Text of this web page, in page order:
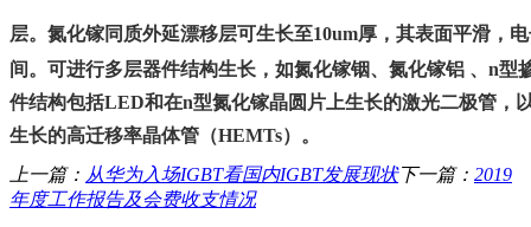
层。氮化镓同质外延漂移层可生长至10um厚，其表面平滑，
间。 可进行多层器件结构生长，如氮化镓铟、氮化镓铝 、n型
件结构包括LED和在n型氮化镓晶圆片上生长的激光二极管，
生长的高迁移率晶体管（HEMTs）。
上一篇： 从华为入场IGBT看国内IGBT发展现状下一篇： 2019
年度工作报告及会费收支情况